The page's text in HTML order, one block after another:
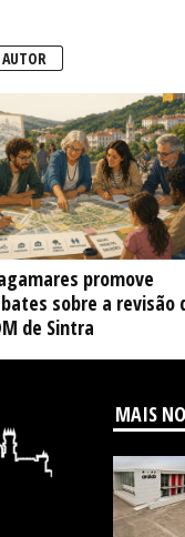
promove
sobre a revisão
de Sintra
MAIS